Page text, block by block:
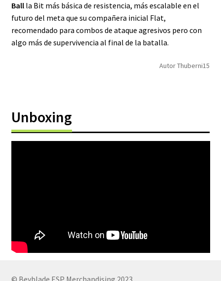
Ballla Bit más básica de resistencia, más escalable en el
futuro del meta que su compañera inicial Flat,
recomendado para combos de ataque agresivos pero con
algo más de supervivencia al final de la batalla.
Autor Thuberni15
Unboxing